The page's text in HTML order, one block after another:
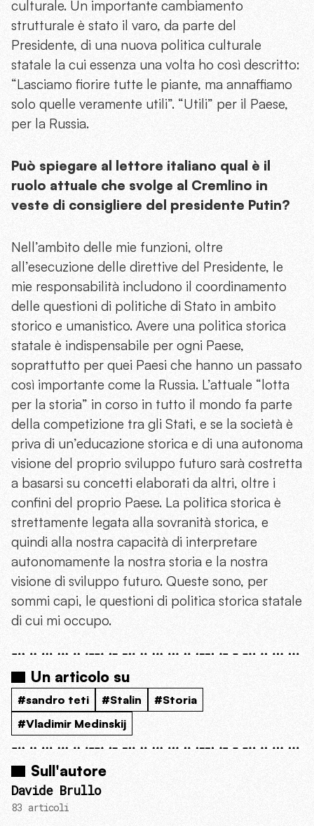
culturale. Un importante cambiamento
strutturale è stato il varo, da parte del
Presidente, di una nuova politica culturale
statale la cui essenza una volta ho così descritto:
“Lasciamo fiorire tutte le piante, ma annaffiamo
solo quelle veramente utili”. “Utili” per il Paese,
per la Russia.
Può spiegare al lettore italiano qual è il
ruolo attuale che svolge al Cremlino in
veste di consigliere del presidente Putin?
Nell’ambito delle mie funzioni, oltre
all’esecuzione delle direttive del Presidente, le
mie responsabilità includono il coordinamento
delle questioni di politiche di Stato in ambito
storico e umanistico. Avere una politica storica
statale è indispensabile per ogni Paese,
soprattutto per quei Paesi che hanno un passato
così importante come la Russia. L’attuale “lotta
per la storia” in corso in tutto il mondo fa parte
della competizione tra gli Stati, e se la società è
priva di un’educazione storica e di una autonoma
visione del proprio sviluppo futuro sarà costretta
a basarsi su concetti elaborati da altri, oltre i
confini del proprio Paese. La politica storica è
strettamente legata alla sovranità storica, e
quindi alla nostra capacità di interpretare
autonomamente la nostra storia e la nostra
visione di sviluppo futuro. Queste sono, per
sommi capi, le questioni di politica storica statale
di cui mi occupo.
Un articolo su
#sandro teti #Stalin
#Storia
#Vladimir Medinskij
Sull'autore
Davide Brullo
83 articoli